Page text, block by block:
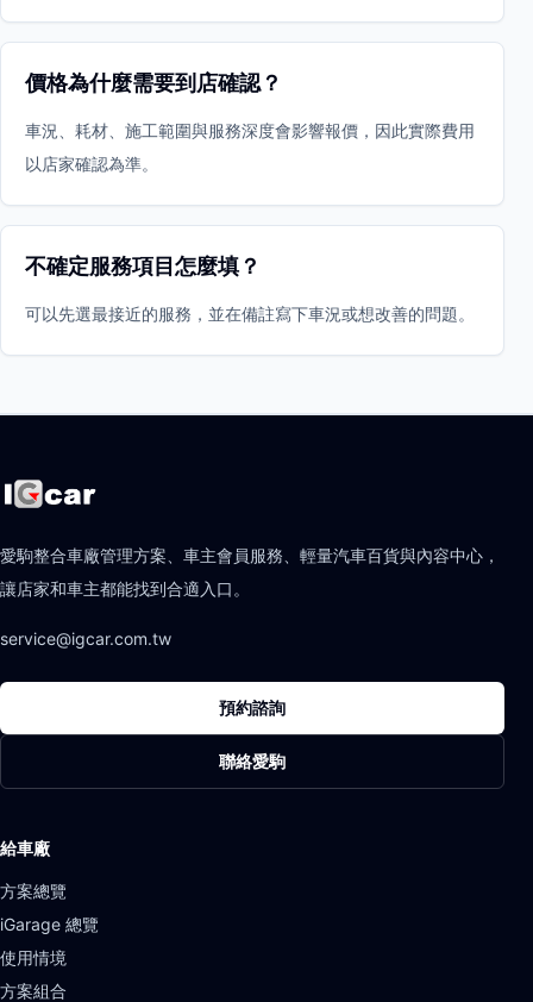
價格為什麼需要到店確認？
車況、耗材、施工範圍與服務深度會影響報價，因此實際費用
以店家確認為準。
不確定服務項目怎麼填？
可以先選最接近的服務，並在備註寫下車況或想改善的問題。
愛駒整合車廠管理方案、車主會員服務、輕量汽車百貨與內容中心，
讓店家和車主都能找到合適入口。
service@igcar.com.tw
預約諮詢
聯絡愛駒
給車廠
方案總覽
iGarage 總覽
使用情境
方案組合